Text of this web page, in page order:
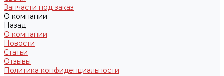
Запчасти под заказ
О компании
Назад
О компании
Новости
Статьи
Отзывы
Политика конфиденциальности